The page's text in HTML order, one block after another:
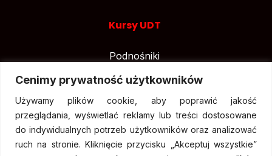
Cenimy prywatność użytkowników
Używamy plików cookie, aby poprawić jakość
przeglądania, wyświetlać reklamy lub treści dostosowane
do indywidualnych potrzeb użytkowników oraz analizować
ruch na stronie. Kliknięcie przycisku „Akceptuj wszystkie”
Kursy UDT
Podnośniki
Suwnice
Wózki widłowe